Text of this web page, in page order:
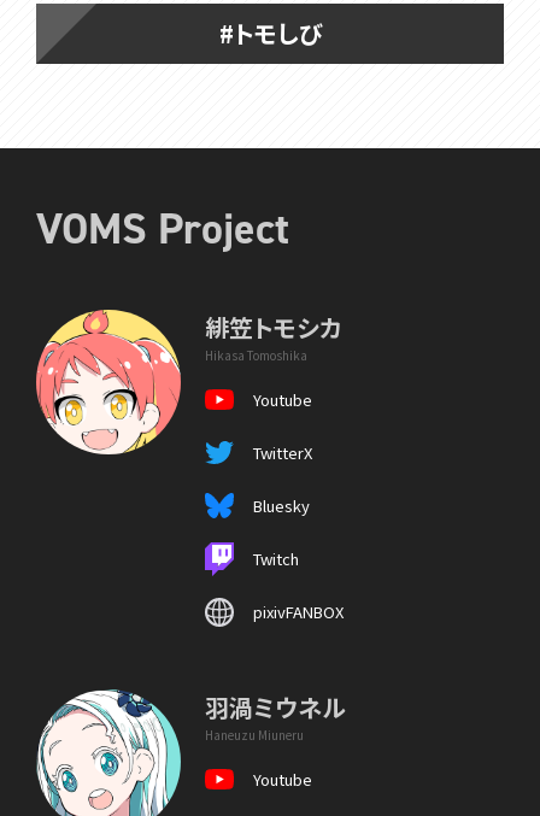
#トモしび
VOMS Project
緋笠トモシカ
Hikasa Tomoshika
Youtube
TwitterX
Bluesky
Twitch
pixivFANBOX
羽渦ミウネル
Haneuzu Miuneru
Youtube